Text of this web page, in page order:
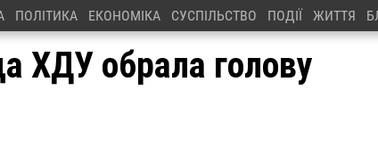
ПОЛІТИКА ЕКОНОМІКА СУСПІЛЬСТВО ПОДІЇ ЖИТТЯ
ХДУ обрала голову